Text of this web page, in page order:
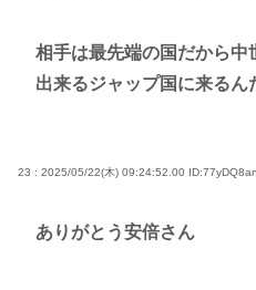
相手は最先端の国だから
出来るジャップ国に来るん
23 : 2025/05/22(木) 09:24:52.00
ありがとう安倍さん